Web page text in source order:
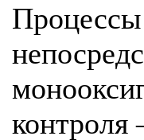
Процессы
контроля